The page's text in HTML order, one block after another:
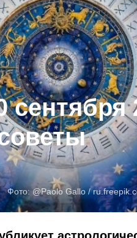
сентября
Фото: @Paolo Gallo /